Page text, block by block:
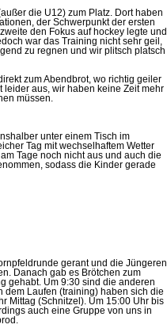
die U12) zum Platz. Dort haben
der Schwerpunkt der ersten
den Fokus auf hockey legte und
war das Training nicht sehr geil,
zu regnen und wir plitsch platsch
zum Abendbrot, wo richtig geiler
aus, wir haben keine Zeit mehr
müssen.
unter einem Tisch im
Tag mit wechselhaftem Wetter
Tage noch nicht aus und auch die
sodass die Kinder gerade
gerantund die Jüngeren
Danach gab es Brötchen zum
gehabt. Um 9:30 sind die anderen
dem Laufen (training) haben sich die
Mittag (Schnitzel). Um 15:00 Uhr bis
auch eine Gruppe von uns in
.